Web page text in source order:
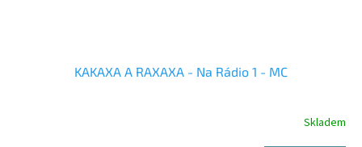
KAKAXA A RAXAXA - Na Rádio 1 - MC
Skladem